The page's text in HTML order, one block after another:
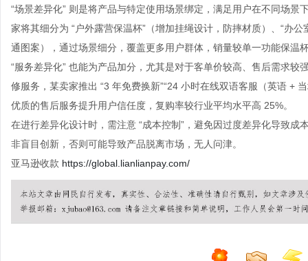
“场景差异化” 则是将产品与特定使用场景绑定，满足用户在不同场景
家将其细分为 “户外露营保温杯”（增加挂绳设计，防摔材质）、“办
通图案），通过场景细分，覆盖更多用户群体，销量较单一功能保温
“服务差异化” 也能为产品加分，尤其是对于客单价较高、售后需求
修服务，某卖家推出 “3 年免费换新”“24 小时在线双语客服（英语 +
优质的售后服务提升用户信任度，复购率较行业平均水平高 25%。
在进行差异化设计时，需注意 “成本控制”，避免因过度差异化导致
非盲目创新，否则可能导致产品脱离市场，无人问津。
亚马逊收款 https://global.lianlianpay.com/